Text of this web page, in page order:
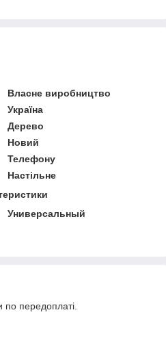
Власне виробництво
Україна
Дерево
Новий
Телефону
Настільне
Универсальный
по передоплаті.